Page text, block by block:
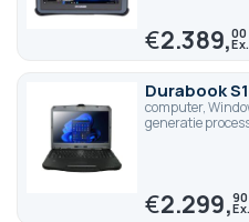
€2.389,00
Durabook
computer,
generatie
€2.299,90